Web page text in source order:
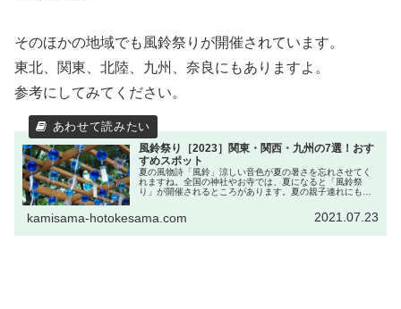
そのほかの地域でも風鈴祭りが開催されています。
東北、関東、北陸、九州、奈良にもありますよ。
参考にしてみてください。
風鈴祭り［2023］関東・関西・九州の7選！おす
すめスポット
夏の風物詩「風鈴」涼しい音色が夏の暑さを忘れさせてく
れますね。全国の神社やお寺では、夏になると「風鈴祭
り」が開催されるところがあります。夏の親子連れにも涼
kamisama-hotokesama.com 2021.07.23